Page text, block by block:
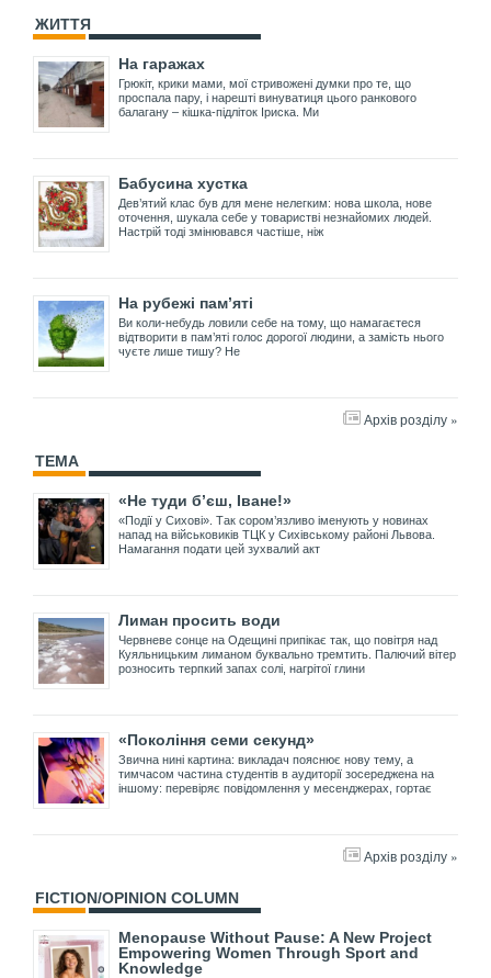
ЖИТТЯ
На гаражах
Грюкіт, крики мами, мої стривожені думки про те, що
проспала пару, і нарешті винуватиця цього ранкового
балагану – кішка-підліток Іриска. Ми
Бабусина хустка
Дев’ятий клас був для мене нелегким: нова школа, нове
оточення, шукала себе у товаристві незнайомих людей.
Настрій тоді змінювався частіше, ніж
На рубежі пам’яті
Ви коли-небудь ловили себе на тому, що намагаєтеся
відтворити в пам’яті голос дорогої людини, а замість нього
чуєте лише тишу? Не
Архів розділу »
ТЕМА
«Не туди б’єш, Іване!»
«Події у Сихові». Так сором’язливо іменують у новинах
напад на військовиків ТЦК у Сихівському районі Львова.
Намагання подати цей зухвалий акт
Лиман просить води
Червневе сонце на Одещині припікає так, що повітря над
Куяльницьким лиманом буквально тремтить. Палючий вітер
розносить терпкий запах солі, нагрітої глини
«Покоління семи секунд»
Звична нині картина: викладач пояснює нову тему, а
тимчасом частина студентів в аудиторії зосереджена на
іншому: перевіряє повідомлення у месенджерах, гортає
Архів розділу »
FICTION/OPINION COLUMN
Menopause Without Pause: A New Project
Empowering Women Through Sport and
Knowledge